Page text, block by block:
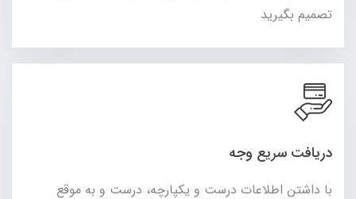
تصمیم بگیرید
دریافت سریع وجه
با داشتن اطلاعات درست و یکپارچه، درست و به موقع